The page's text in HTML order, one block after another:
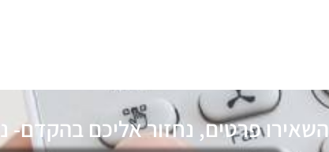
השאירו פרטים, נחזור אליכם